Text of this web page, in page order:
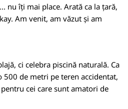
nu îți mai place. Arată ca la țară,
Am venit, am văzut și am
ci celebra piscină naturală. Ca
500 de metri pe teren accidentat,
cei care sunt amatori de